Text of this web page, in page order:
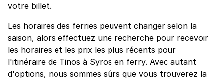
votre billet.
Les horaires des ferries peuvent changer selon la
saison, alors effectuez une recherche pour recevoir
les horaires et les prix les plus récents pour
l'itinéraire de Tinos à Syros en ferry. Avec autant
d'options, nous sommes sûrs que vous trouverez la